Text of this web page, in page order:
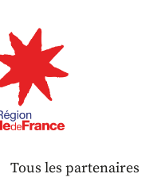
Tous les partenaires